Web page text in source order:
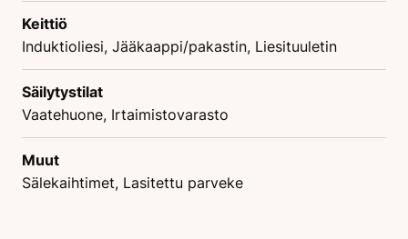
Keittiö
Induktioliesi, Jääkaappi/pakastin, Liesituuletin
Säilytystilat
Vaatehuone, Irtaimistovarasto
Muut
Sälekaihtimet, Lasitettu parveke